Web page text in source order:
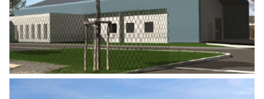
Agro Alimentaire,Industrie